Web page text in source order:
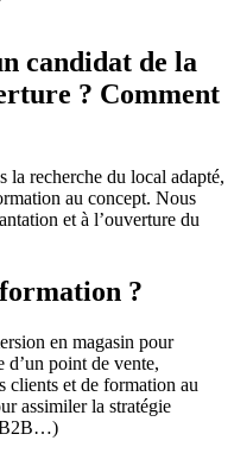
candidat de la
? Comment
la recherche du local adapté,
au concept. Nous
et à l’ouverture du
?
en magasin pour
point de vente,
clients et de formation au
assimiler la stratégie